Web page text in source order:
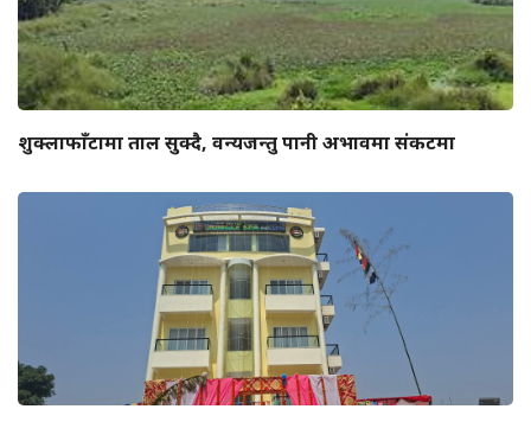
शुक्लाफाँटामा ताल सुक्दै, वन्यजन्तु पानी अभावमा संकटमा